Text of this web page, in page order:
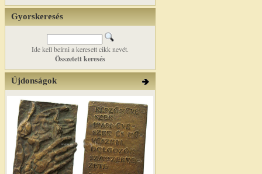
Gyorskeresés
Ide kell beírni a keresett cikk nevét.
Összetett keresés
Újdonságok